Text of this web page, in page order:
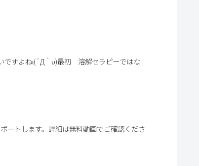
ですよねι(´Д｀υ)最初 溶解セラピーではな
ートします。詳細は無料動画でご確認くださ